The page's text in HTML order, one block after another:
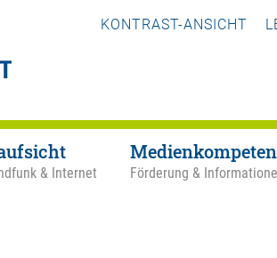
KONTRAST-ANSICHT
& Internet Förderung &